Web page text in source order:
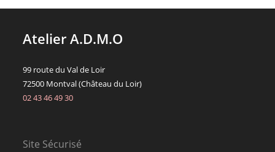
Atelier A.D.M.O
99 route du Val de Loir
72500 Montval (Château du Loir)
02 43 46 49 30
Site Sécurisé